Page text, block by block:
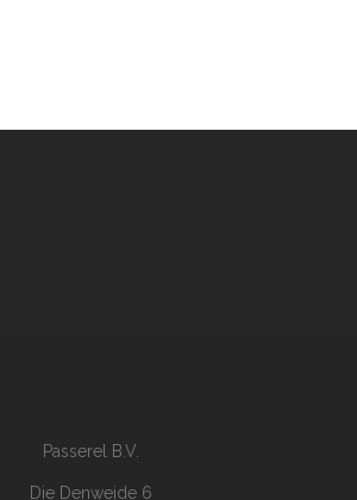
Passerel B.V.
Die Denweide 6